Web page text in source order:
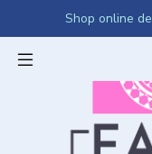
Shop online